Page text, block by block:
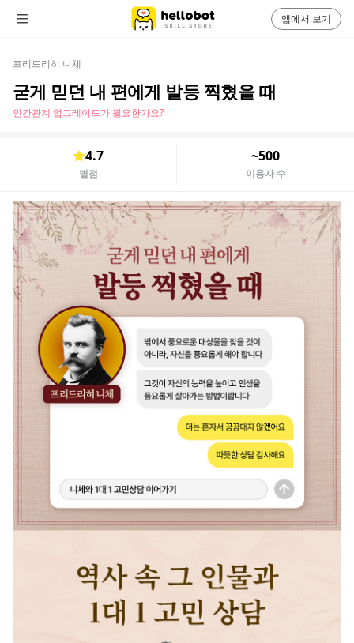
프리드리히 니체
굳게 믿던 내 편에게 발등 찍혔을 때
인간관계 업그레이드가 필요한가요?
4.7
별점
~500
이용자 수
앱에서 보기